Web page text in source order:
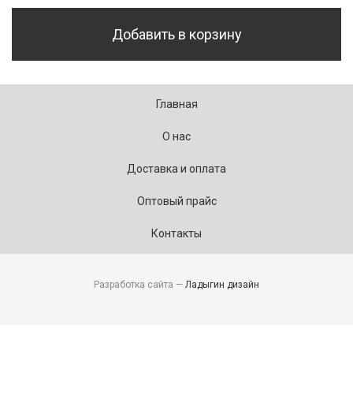
Добавить в корзину
Главная
О нас
Доставка и оплата
Оптовый прайс
Контакты
Разработка сайта — Ладыгин дизайн